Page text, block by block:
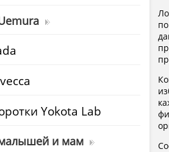
Yokota Lab
и мам